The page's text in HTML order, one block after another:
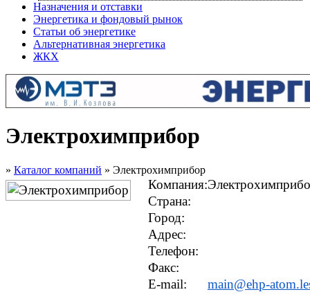
Назначения и отставки
Энергетика и фондовый рынок
Статьи об энергетике
Альтернативная энергетика
ЖКХ
Электрохимприбор
» Каталог компаний » Электрохимприбор
Компания:
Страна:
Город:
Адрес:
Телефон:
Факс:
E-mail:
main@ehp-